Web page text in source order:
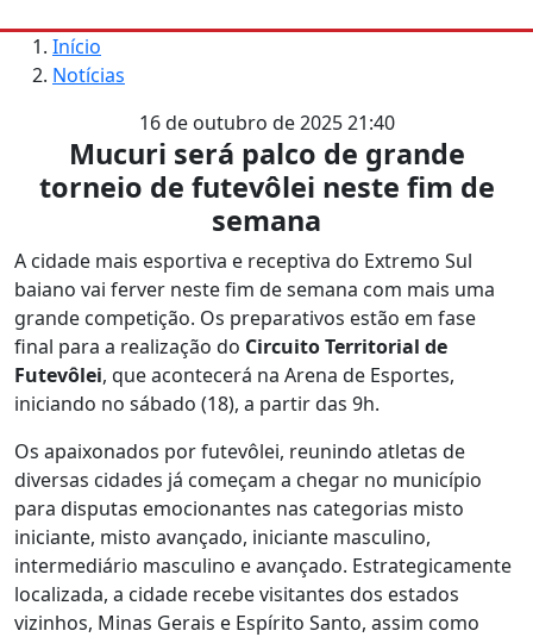
Início
Notícias
16 de outubro de 2025 21:40
Mucuri será palco de grande
torneio de futevôlei neste fim de
semana
A cidade mais esportiva e receptiva do Extremo Sul
baiano vai ferver neste fim de semana com mais uma
grande competição. Os preparativos estão em fase
final para a realização do Circuito Territorial de
Futevôlei, que acontecerá na Arena de Esportes,
iniciando no sábado (18), a partir das 9h.
Os apaixonados por futevôlei, reunindo atletas de
diversas cidades já começam a chegar no município
para disputas emocionantes nas categorias misto
iniciante, misto avançado, iniciante masculino,
intermediário masculino e avançado. Estrategicamente
localizada, a cidade recebe visitantes dos estados
vizinhos, Minas Gerais e Espírito Santo, assim como